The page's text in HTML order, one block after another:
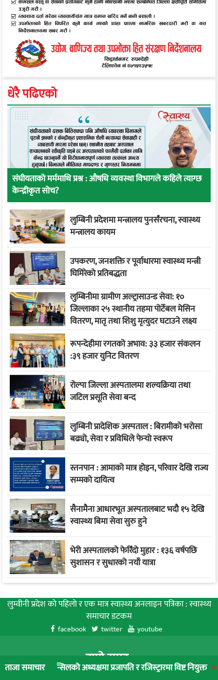
ताजा समाचार
अध्यक्षमा प्रजापति र रजिस्ट्रारमा विष्ट नियुक्त लुम्बिनी
धेरै पढिएको
संघीयताको मर्ममाथि प्रश्न : औषधि व्यवस्था विभागले कहिले त्याग्छ
केन्द्रीकृत सोच?
लुम्बिनी प्रदेशमा मन्त्रालय पुनर्संरचना, स्वास्थ्य
मन्त्रालय कायम
उपकरण, जनशक्ति र पूर्वाधारमा स्वास्थ्य मन्त्री
घिमिरेको प्रतिबद्धता
लुम्बिनीमा ग्रामीण अल्ट्रासाउन्ड सेवा: १०
जिल्लाका २५ स्थानीय तहमा पोर्टेबल मेसिन
वितरण, मातृ तथा शिशु मृत्युदर घटाउने लक्ष्य
रूपन्देहीमा रगतको अभाव: ३३ हजार संकलन
:३९ हजार युनिट वितरण
रोल्पा जिल्ला अस्पतालमा शल्यक्रिया तथा
जटिल प्रसूति सेवा बन्द
लुम्बिनी प्रादेशिक अस्पताल : बिरामीको भरोसा
बढ्यो, सेवा र प्रविधिले फेर्‍यो स्वरूप
स्तनपान : आमाको मात्र होइन, परिवार देखि राज्य
सम्मको दायित्व
सैनामैना आधारभूत अस्पतालबाट भदौ १५ देखि
स्वास्थ्य बिमा सेवा सुरु हुने
भेरी अस्पतालको फेरिँदो मुहार : १३६ वर्षपछि
सुशासन र सुधारको नयाँ यात्रा
लुम्वीनी प्रदेश को पहिलाे र एक मात्र स्वास्थ्य अनलाइन पत्रिका : स्वास्थ्य
समाचार डटकम
facebook twitter youtube
हाम्रो समूह